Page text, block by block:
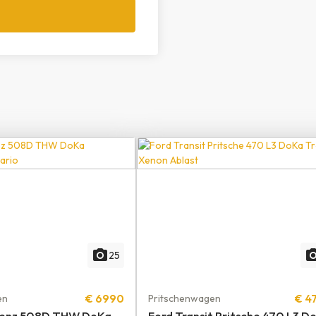
photo_camera25
€ 6990 Pritschenwagen €